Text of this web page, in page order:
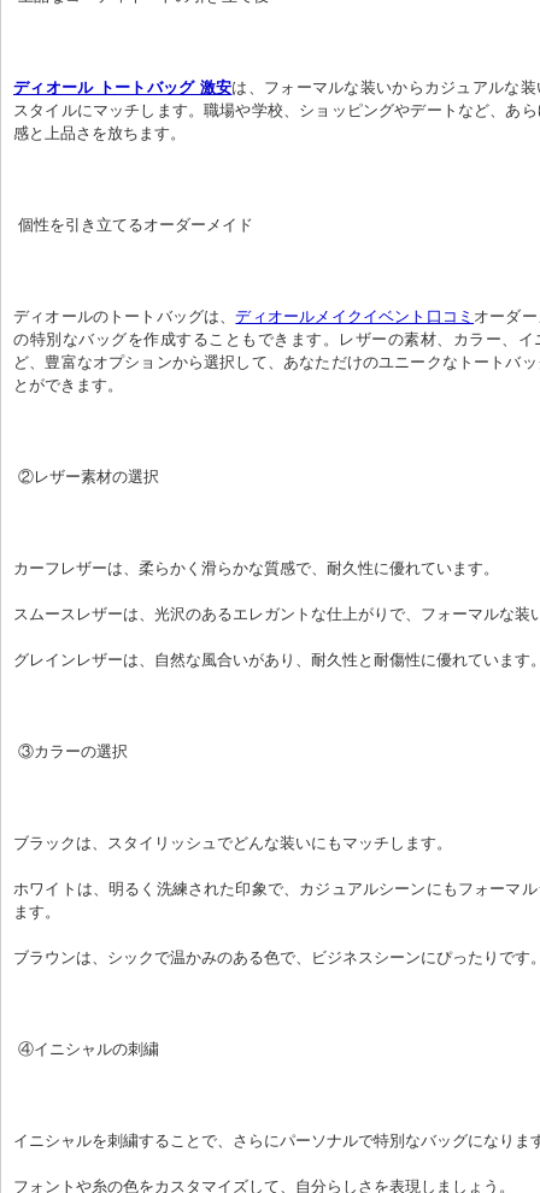
ディオール トートバッグ 激安は、フォーマルな装いからカジュアルな
スタイルにマッチします。職場や学校、ショッピングやデートなど、あ
感と上品さを放ちます。
個性を引き立てるオーダーメイド
ディオールのトートバッグは、ディオールメイクイベント口コミ オーダ
の特別なバッグを作成することもできます。レザーの素材、カラー、イ
ど、豊富なオプションから選択して、あなただけのユニークなトートバ
とができます。
②レザー素材の選択
カーフレザーは、柔らかく滑らかな質感で、耐久性に優れています。
スムースレザーは、光沢のあるエレガントな仕上がりで、フォーマルな装
グレインレザーは、自然な風合いがあり、耐久性と耐傷性に優れています
③カラーの選択
ブラックは、スタイリッシュでどんな装いにもマッチします。
ホワイトは、明るく洗練された印象で、カジュアルシーンにもフォーマ
ます。
ブラウンは、シックで温かみのある色で、ビジネスシーンにぴったりです
④イニシャルの刺繍
イニシャルを刺繍することで、さらにパーソナルで特別なバッグになりま
フォントや糸の色をカスタマイズして、自分らしさを表現しましょう。